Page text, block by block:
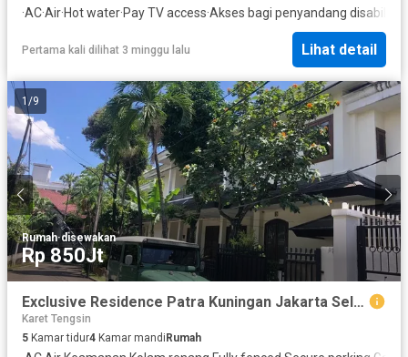
·AC·Air·Hot water·Pay TV access·Akses bagi penyandang disabilitas
Pertama kali dilihat 3 minggu lalu Lihat detail
1/9
Rumah·disewakan
Rp 850Jt
Exclusive Residence Patra Kuningan Jakarta Selatan, LT 650 m² SHM, Cocok untuk Expat & Diplomat
Karet Tengsin
5 Kamar tidur4 Kamar mandi Rumah